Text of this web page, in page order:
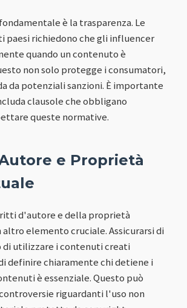
è la trasparenza. Le
paesi richiedono che gli influencer
quando un contenuto è
non solo protegge i consumatori,
da potenziali sanzioni. È importante
clausole che obbligano
queste normative.
e Proprietà
d'autore e della proprietà
elemento cruciale. Assicurarsi di
di utilizzare i contenuti creati
definire chiaramente chi detiene i
è essenziale. Questo può
riguardanti l'uso non